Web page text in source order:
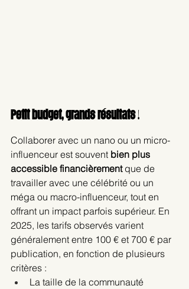
Petit budget, grands résultats !
Collaborer avec un nano ou un micro-
influenceur est souvent bien plus
accessible financièrement que de
travailler avec une célébrité ou un
méga ou macro-influenceur, tout en
offrant un impact parfois supérieur. En
2025, les tarifs observés varient
généralement entre 100 € et 700 € par
publication, en fonction de plusieurs
critères :
La taille de la communauté